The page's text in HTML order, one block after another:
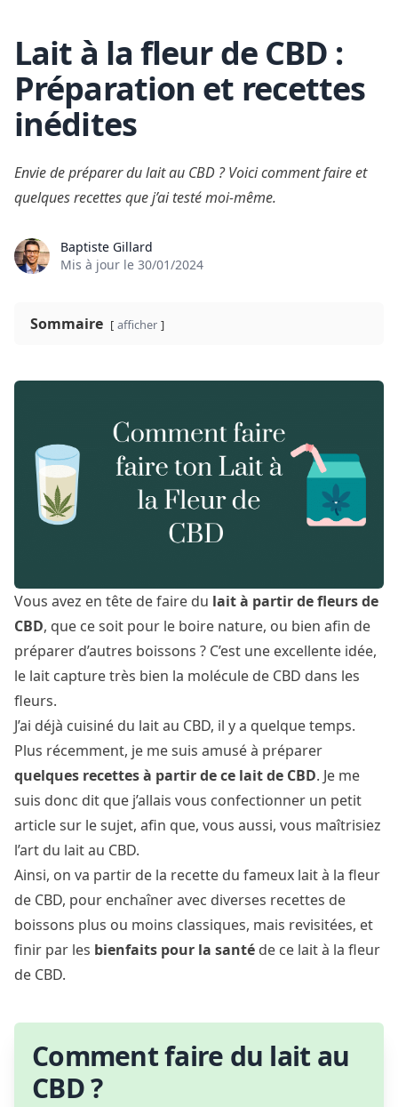
Skip to content
Lait à la fleur de CBD :
Préparation et recettes
inédites
Envie de préparer du lait au CBD ? Voici comment faire et
quelques recettes que j’ai testé moi-même.
Baptiste Gillard
Mis à jour le 30/01/2024
Sommaire afficher
Vous avez en tête de faire du lait à partir de fleurs de
CBD, que ce soit pour le boire nature, ou bien afin de
préparer d’autres boissons ? C’est une excellente idée,
le lait capture très bien la molécule de CBD dans les
fleurs.
J’ai déjà cuisiné du lait au CBD, il y a quelque temps.
Plus récemment, je me suis amusé à préparer
quelques recettes à partir de ce lait de CBD. Je me
suis donc dit que j’allais vous confectionner un petit
article sur le sujet, afin que, vous aussi, vous maîtrisiez
l’art du lait au CBD.
Ainsi, on va partir de la recette du fameux lait à la fleur
de CBD, pour enchaîner avec diverses recettes de
boissons plus ou moins classiques, mais revisitées, et
finir par les bienfaits pour la santé de ce lait à la fleur
de CBD.
Comment faire du lait au
CBD ?